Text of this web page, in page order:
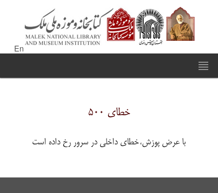
En
خطای ۵۰۰
با عرض پوزش،خطای داخلی در سرور رخ داده است